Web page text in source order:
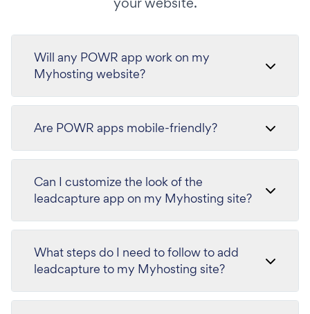
Will any POWR app work on my
Myhosting website?
Are POWR apps mobile-friendly?
Can I customize the look of the
leadcapture app on my Myhosting site?
What steps do I need to follow to add
leadcapture to my Myhosting site?